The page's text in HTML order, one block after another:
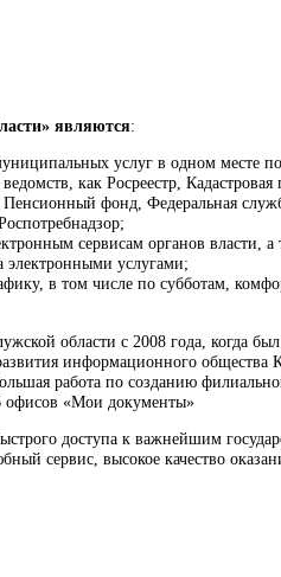
являются:
услуг в одном месте
как Росреестр, Кадастровая
фонд, Федеральная
сервисам органов власти, а
электронными услугами;
в том числе по субботам,
области с 2008 года, когда
информационного общества
работа по созданию
офисов «Мои документы»
доступа к важнейшим
сервис, высокое качество